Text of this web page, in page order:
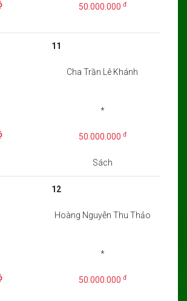
50.000.000 đ
11
Cha Trần Lê Khánh
*
50.000.000 đ
Sách
12
Hoàng Nguyễn Thu Thảo
*
50.000.000 đ